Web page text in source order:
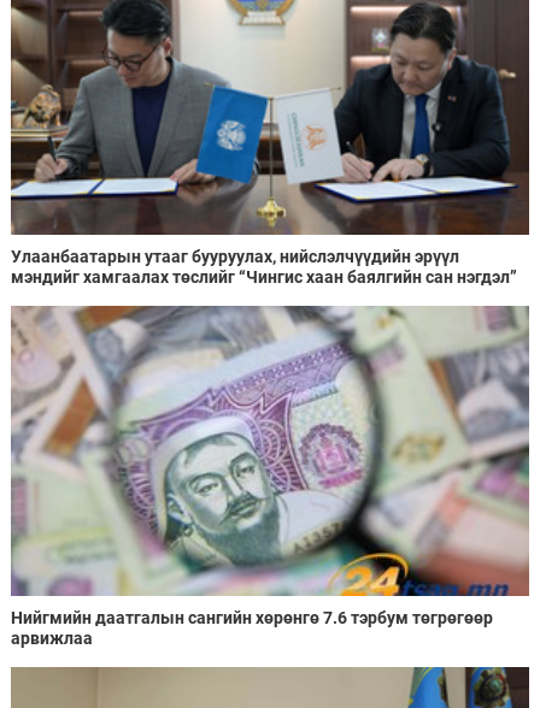
Улаанбаатарын утааг бууруулах, нийслэлчүүдийн эрүүл
мэндийг хамгаалах төслийг “Чингис хаан баялгийн сан нэгдэл”
Нийгмийн даатгалын сангийн хөрөнгө 7.6 тэрбум төгрөгөөр
арвижлаа